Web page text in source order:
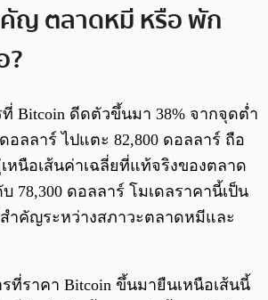
ญ ตลาดหมี หรือพัก
?
Bitcoin ดีดตัวขึ้นมา 38% จากจุดต่ำ
อลลาร์ ไปแตะ 82,800 ดอลลาร์ ถือ
หนือเส้นค่าเฉลี่ยที่แท้จริงของตลาด
78,300 ดอลลาร์ โมเดลราคานี้เป็น
ำคัญระหว่างสภาวะตลาดหมีและ
รที่ราคา Bitcoin ขึ้นมายืนเหนือเส้นนี้